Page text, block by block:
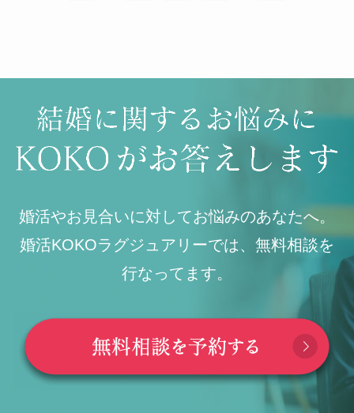
婚活やお見合いに対してお悩みのあなたへ。
婚活KOKOラグジュアリーでは、無料相談を
行なってます。